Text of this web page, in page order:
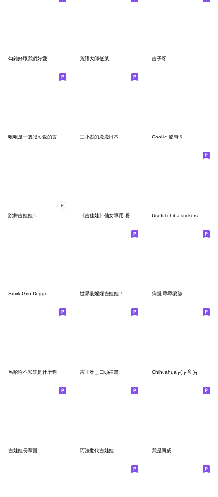
勾錐好壞我們好愛 荒謬大師低某 吉子呀
啾啾是一隻很可愛的吉娃娃><! 三小吉的廢廢日常 Cookie 酷奇哥
跳舞吉娃娃 2 Useful chiba stickers
Smirk Grin Doggo 世界最燦爛吉娃娃！ 狗幾:乖乖麥該
呂哈哈不知道是什麼狗 吉子呀＿口頭禪篇 Chihuahua┌( ┌ ᐛ )┐
吉娃娃長輩圖 阿法世代吉娃娃 我是阿威